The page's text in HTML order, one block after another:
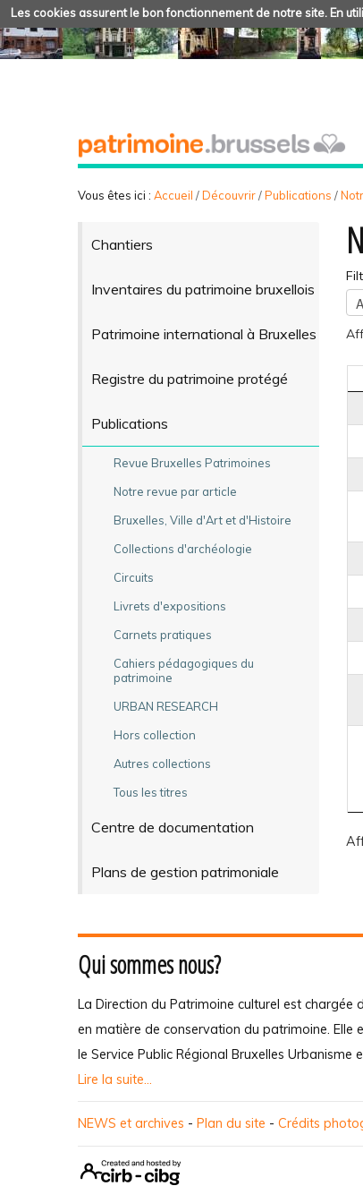
Les cookies assurent le bon fonctionnement de notre site. En
Vous êtes ici : Accueil /Découvrir/Publications /
Chantiers
Inventaires du patrimoine bruxellois
Patrimoine international à Bruxelles
Registre du patrimoine protégé
Publications
Revue Bruxelles Patrimoines
Notre revue par article
Bruxelles, Ville d'Art et d'Histoire
Collections d'archéologie
Circuits
Livrets d'expositions
Carnets pratiques
Cahiers pédagogiques du
patrimoine
URBAN RESEARCH
Hors collection
Autres collections
Tous les titres
Centre de documentation
Plans de gestion patrimoniale
Qui sommes nous?
La Direction du Patrimoine culturel est
en matière de conservation du patrimoine. Elle
le Service Public Régional Bruxelles Urbanisme
Lire la suite...
NEWS et archives - Plan du site - Crédits